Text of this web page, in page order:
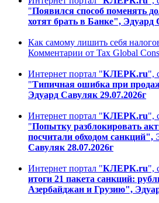
"Появился способ поменять
хотят брать в Банке", Эдуард
Как самому лишить себя
Комментарии от Tax Global
Интернет портал "КЛЕРК.ru",
"Типичная ошибка при
Эдуард Савуляк 29.07.2026г
Интернет портал "КЛЕРК.ru",
"Попытку разблокировать
посчитали обходом санкций",
Савуляк 28.07.2026г
Интернет портал "КЛЕРК.ru",
итоги 21 пакета санкций:
Азербайджан и Грузию",